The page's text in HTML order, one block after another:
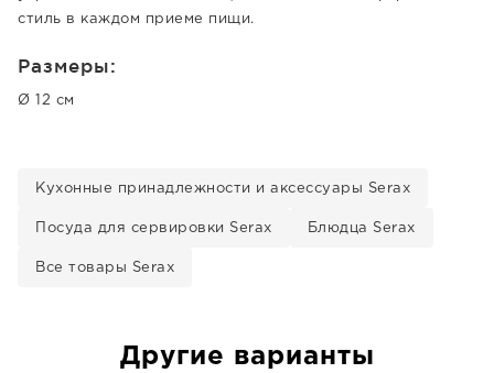
стиль в каждом приеме пищи.
Размеры:
Ø 12 см
Кухонные принадлежности и аксессуары Serax
Посуда для сервировки Serax Блюдца Serax
Все товары Serax
Другие варианты